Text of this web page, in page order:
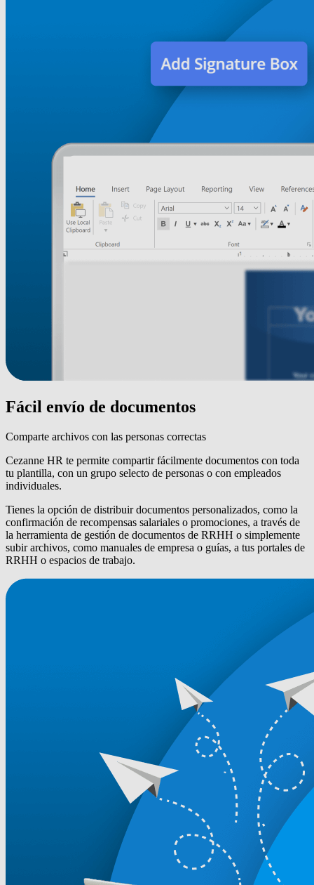
Fácil envío de documentos
Comparte archivos con las personas correctas
Cezanne HR te permite compartir fácilmente documentos con toda
tu plantilla, con un grupo selecto de personas o con empleados
individuales.
Tienes la opción de distribuir documentos personalizados, como la
confirmación de recompensas salariales o promociones, a través de
la herramienta de gestión de documentos de RRHH o simplemente
subir archivos, como manuales de empresa o guías, a tus portales de
RRHH o espacios de trabajo.